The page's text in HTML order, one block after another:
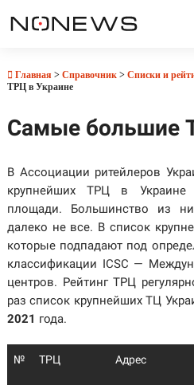
Главная > Справочник> Списки и
ТРЦ в Украине
Самые большие
В Ассоциации ритейлеров
крупнейших ТРЦ в Украине
площади. Большинство из
далеко не все. В список
которые подпадают под
классификации ICSC —
центров. Рейтинг ТРЦ
раз список крупнейших ТЦ
2021 года.
№ ТРЦ Адрес